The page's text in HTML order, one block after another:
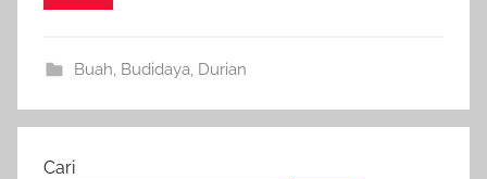
Buah Budidaya Durian
Cari